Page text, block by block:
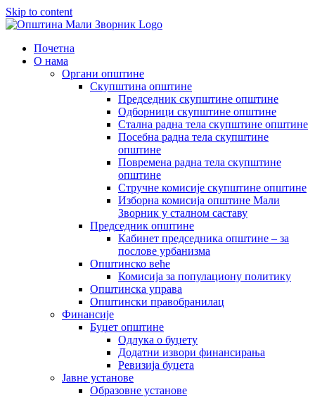
Skip to content
Почетна
О нама
Органи општине
Скупштина општине
Председник скупштине општине
Одборници скупштине општине
Стална радна тела скупштине општине
Посебна радна тела скупштине
општине
Повремена радна тела скупштине
општине
Стручне комисије скупштине општине
Изборна комисија општине Мали
Зворник у сталном саставу
Председник општине
Кабинет председника општине – за
послове урбанизма
Општинско веће
Комисија за популациону политику
Општинска управа
Општински правобранилац
Финансије
Буџет општине
Одлука о буџету
Додатни извори финансирања
Ревизија буџета
Јавне установе
Образовне установе